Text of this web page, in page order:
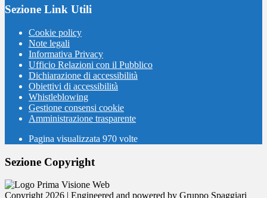
Sezione Link Utili
Cookie policy
Note legali
Informativa Privacy
Ufficio Relazioni con il Pubblico
Dichiarazione di accessibilità
Obiettivi di accessibilità
Whistleblowing
Gestione consensi cookie
Amministrazione trasparente
Pagina visualizzata 970 volte
Sezione Copyright
Copyright 2026 | Engineered and powered by Gruppo Spaggiari